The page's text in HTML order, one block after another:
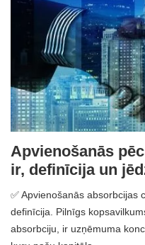
Apvienošanās
ir, definīcija un
✅ Apvienošanās absorbcijas
definīcija. Pilnīgs
absorbciju, ir uzņēmuma